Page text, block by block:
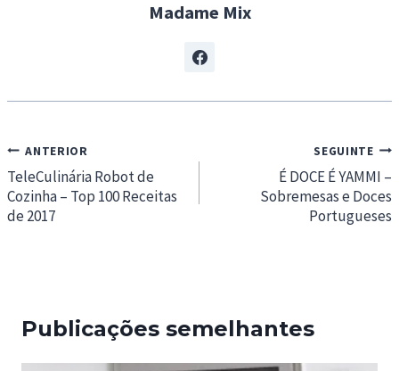
Madame Mix
Navegação
de
artigos
ANTERIOR
TeleCulinária Robot de
Cozinha – Top 100 Receitas
de 2017
SEGUINTE
É DOCE É YAMMI –
Sobremesas e Doces
Portugueses
Publicações semelhantes